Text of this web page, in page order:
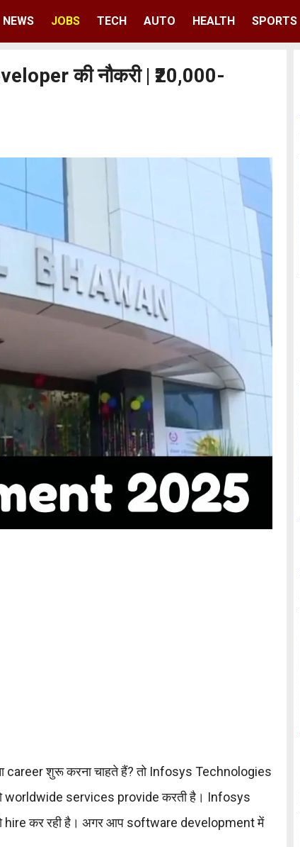
NEWS JOBS TECH AUTO HEALTH SPORTS
की नौकरी | ₹20,000-
शुरू करना चाहते हैं? तो Infosys Technologies
services provide करती है। Infosys
कर रही है। अगर आप software development में